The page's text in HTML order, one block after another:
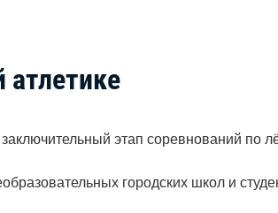
атлетике
этап соревнований по
городских школ и